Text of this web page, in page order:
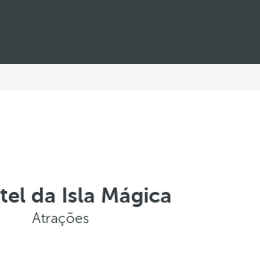
da Isla Mágica
Atrações